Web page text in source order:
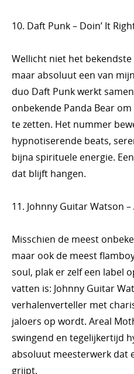
10. Daft Punk – Doin’ It
Wellicht niet het
maar absoluut een van
duo Daft Punk werkt
onbekende Panda Bear
te zetten. Het nummer
hypnotiserende beats,
bijna spirituele energie.
dat blijft hangen.
11. Johnny Guitar Watson
Misschien de meest
maar ook de meest
soul, plak er zelf een label
vatten is: Johnny Guitar
verhalenverteller met
jaloers op wordt. Areal
swingend en tegelijkertijd
absoluut meesterwerk dat
grijpt.